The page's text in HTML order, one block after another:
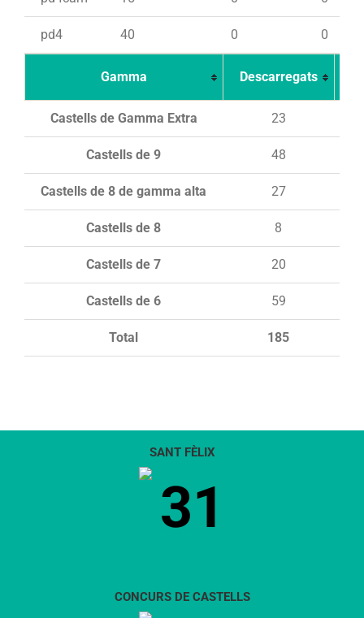
pd4 40 0 0
Gamma Descarregats
Total 185
Castells de Gamma Extra 23
Castells de 9 48
Castells de 8 de gamma alta 27
Castells de 8 8
Castells de 7 20
Castells de 6 59
SANT FÈLIX
31
CONCURS DE CASTELLS